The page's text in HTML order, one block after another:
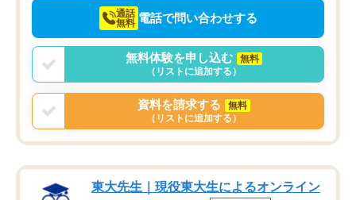
通話
無料 電話で問い合わせする
無料体験を申し込む
無料
（リストに追加する）
資料を請求する
無料
（リストに追加する）
東大先生｜現役東大生によるオンライン